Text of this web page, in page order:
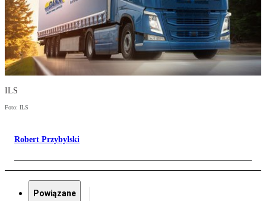
ILS
Foto: ILS
Robert Przybylski
Powiązane